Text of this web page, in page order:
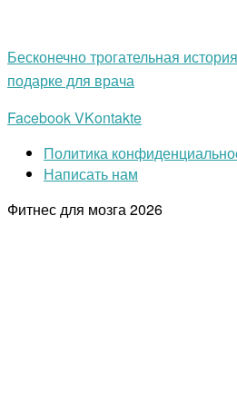
Бесконечно трогательная
подарке для врача
FacebookVKontakte
Политика
Написать нам
Фитнес для мозга2026